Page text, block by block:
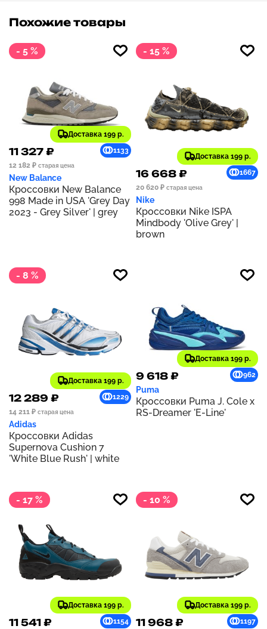
Похожие товары
- 5 %
Доставка 199 р.
11 327 ₽
1133
12 182 ₽ старая цена
New Balance
Кроссовки New Balance
998 Made in USA 'Grey Day
2023 - Grey Silver' | grey
- 15 %
Доставка 199 р.
16 668 ₽
1667
20 620 ₽ старая цена
Nike
Кроссовки Nike ISPA
Mindbody 'Olive Grey' |
brown
- 8 %
Доставка 199 р.
12 289 ₽
1229
14 211 ₽ старая цена
Adidas
Кроссовки Adidas
Supernova Cushion 7
'White Blue Rush' | white
Доставка 199 р.
9 618 ₽ 962
Puma
Кроссовки Puma J. Cole x
RS-Dreamer 'E-Line'
- 17 %
Доставка 199 р.
11 541 ₽
1154
- 10 %
Доставка 199 р.
11 968 ₽
1197